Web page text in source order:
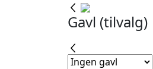
Gavl (tilvalg)